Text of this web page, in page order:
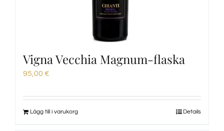
Vigna Vecchia Magnum-flaska
95,00 €
Lägg till i varukorg Details